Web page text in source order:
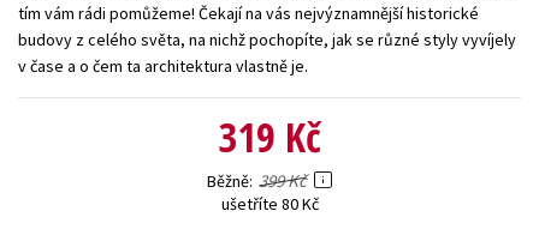
tím vám rádi pomůžeme! Čekají na vás nejvýznamnější historické
budovy z celého světa, na nichž pochopíte, jak se různé styly vyvíjely
v čase a o čem ta architektura vlastně je.
319 Kč
Běžně 399 Kč
ušetříte 80 Kč